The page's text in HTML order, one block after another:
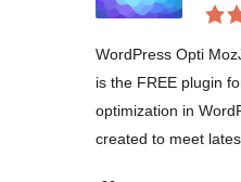
WordPress Opti
is the FREE plugin
optimization in
created to meet